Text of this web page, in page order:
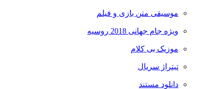
موسیقی متن بازی و فیلم
ویژه جام جهانی 2018 روسیه
موزیک بی کلام
تیتراژ سریال
دانلود مستند